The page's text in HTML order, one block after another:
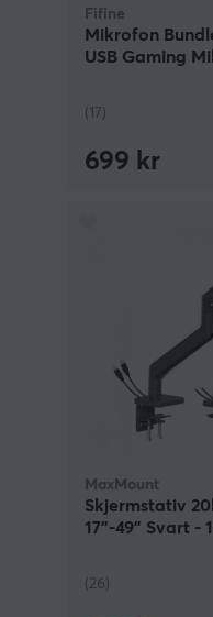
Fifine
Mikrofon
USB Gaming
(17)
699 kr
MaxMount
Skjermstativ
17”-49” Svart -
(26)